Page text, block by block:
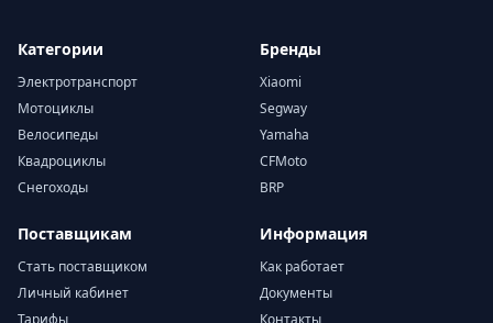
Категории
Электротранспорт
Мотоциклы
Велосипеды
Квадроциклы
Снегоходы
Бренды
Xiaomi
Segway
Yamaha
CFMoto
BRP
Поставщикам
Стать поставщиком
Личный кабинет
Тарифы
Информация
Как работает
Документы
Контакты